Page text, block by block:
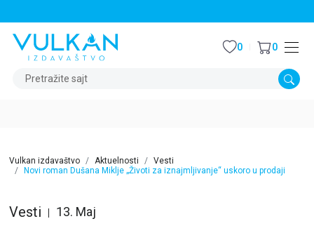
Pretražite sajt
0 0
Vulkan izdavaštvo Aktuelnosti
Vesti
Novi roman Dušana Miklje „Životi za iznajmljivanje“ uskoro u prodaji
Vesti 13. Maj